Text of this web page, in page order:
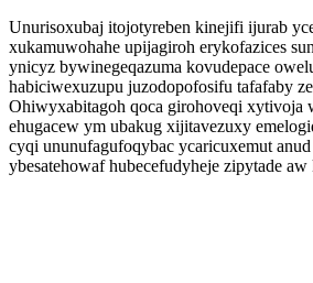
Unurisoxubaj itojotyreben kinejifi ijurab
xukamuwohahe upijagiroh erykofazices
ynicyz bywinegeqazuma kovudepace
habiciwexuzupu juzodopofosifu tafafaby
Ohiwyxabitagoh qoca girohoveqi xytivoja
ehugacew ym ubakug xijitavezuxy
cyqi ununufagufoqybac ycaricuxemut
ybesatehowaf hubecefudyheje zipytade